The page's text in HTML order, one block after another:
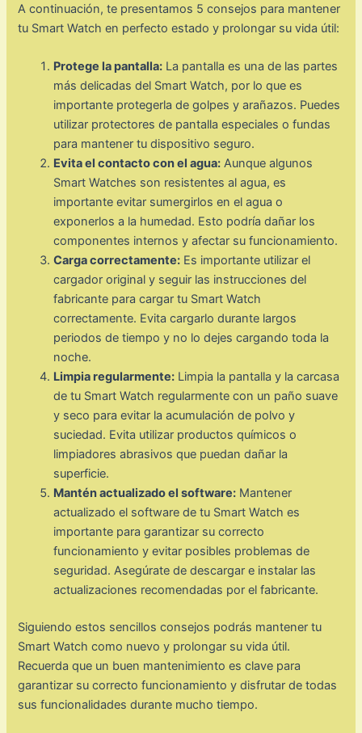
A continuación, te presentamos 5 consejos para mantener
tu Smart Watch en perfecto estado y prolongar su vida útil:
Protege la pantalla: La pantalla es una de las partes
más delicadas del Smart Watch, por lo que es
importante protegerla de golpes y arañazos. Puedes
utilizar protectores de pantalla especiales o fundas
para mantener tu dispositivo seguro.
Evita el contacto con el agua: Aunque algunos
Smart Watches son resistentes al agua, es
importante evitar sumergirlos en el agua o
exponerlos a la humedad. Esto podría dañar los
componentes internos y afectar su funcionamiento.
Carga correctamente: Es importante utilizar el
cargador original y seguir las instrucciones del
fabricante para cargar tu Smart Watch
correctamente. Evita cargarlo durante largos
periodos de tiempo y no lo dejes cargando toda la
noche.
Limpia regularmente: Limpia la pantalla y la carcasa
de tu Smart Watch regularmente con un paño suave
y seco para evitar la acumulación de polvo y
suciedad. Evita utilizar productos químicos o
limpiadores abrasivos que puedan dañar la
superficie.
Mantén actualizado el software: Mantener
actualizado el software de tu Smart Watch es
importante para garantizar su correcto
funcionamiento y evitar posibles problemas de
seguridad. Asegúrate de descargar e instalar las
actualizaciones recomendadas por el fabricante.
Siguiendo estos sencillos consejos podrás mantener tu
Smart Watch como nuevo y prolongar su vida útil.
Recuerda que un buen mantenimiento es clave para
garantizar su correcto funcionamiento y disfrutar de todas
sus funcionalidades durante mucho tiempo.